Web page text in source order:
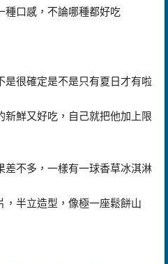
種口感，不論哪種都好吃
是很確定是不是只有夏日才有啦
新鮮又好吃，自己就把他加上限
差不多，一樣有一球香草冰淇淋
，半立造型，像極一座鬆餅山